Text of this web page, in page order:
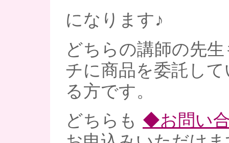
になります♪
どちらの講師の先
チに商品を委託し
る方です。
どちらも ◆お問い